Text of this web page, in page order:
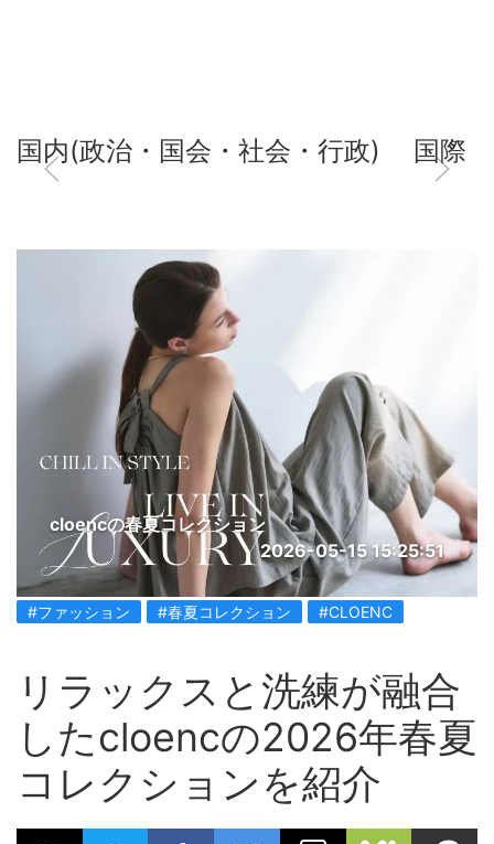
国内(政治・国会・社会・行政) 国際
cloencの春夏コレクション
2026-05-15 15:25:51
#ファッション #春夏コレクション #CLOENC
リラックスと洗練が融合
したcloencの2026年春夏
コレクションを紹介